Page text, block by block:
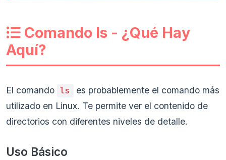
Comando ls - ¿Qué Hay
Aquí?
El comando ls
es probablemente el comando más
utilizado en Linux. Te permite ver el contenido de
directorios con diferentes niveles de detalle.
Uso Básico